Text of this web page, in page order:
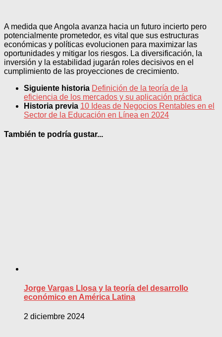
A medida que Angola avanza hacia un futuro incierto pero
potencialmente prometedor, es vital que sus estructuras
económicas y políticas evolucionen para maximizar las
oportunidades y mitigar los riesgos. La diversificación, la
inversión y la estabilidad jugarán roles decisivos en el
cumplimiento de las proyecciones de crecimiento.
Siguiente historia Definición de la teoría de la
eficiencia de los mercados y su aplicación práctica
Historia previa 10 Ideas de Negocios Rentables en el
Sector de la Educación en Línea en 2024
También te podría gustar...
Jorge Vargas Llosa y la teoría del desarrollo
económico en América Latina
2 diciembre 2024